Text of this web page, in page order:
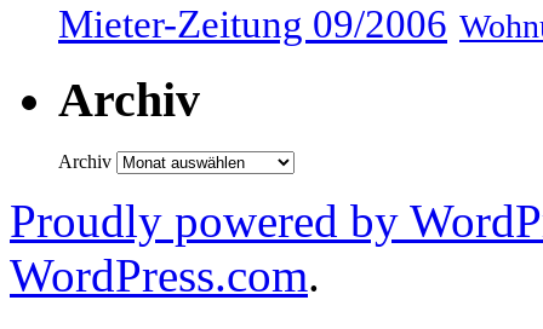
Mieter-Zeitung 09/2006
Archiv
Archiv
Proudly powered by
WordPress.com.